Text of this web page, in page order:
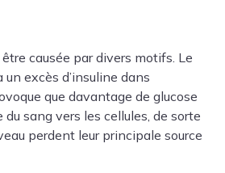
causée par divers motifs. Le
excès d’insuline dans
que davantage de glucose
du sang vers les cellules, de sorte
perdent leur principale source